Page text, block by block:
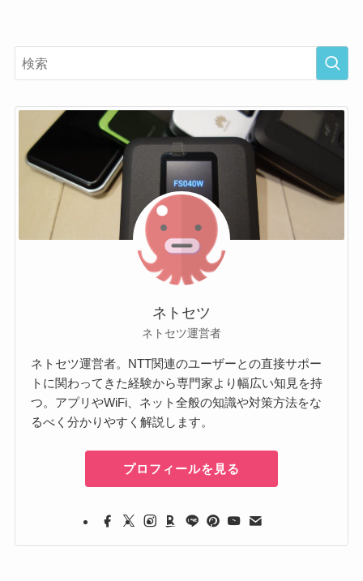
ネトセツ
ネトセツ運営者
ネトセツ運営者。NTT関連のユーザーとの直接サポー
トに関わってきた経験から専門家より幅広い知見を持
つ。アプリやWiFi、ネット全般の知識や対策方法をな
るべく分かりやすく解説します。
プロフィールを見る